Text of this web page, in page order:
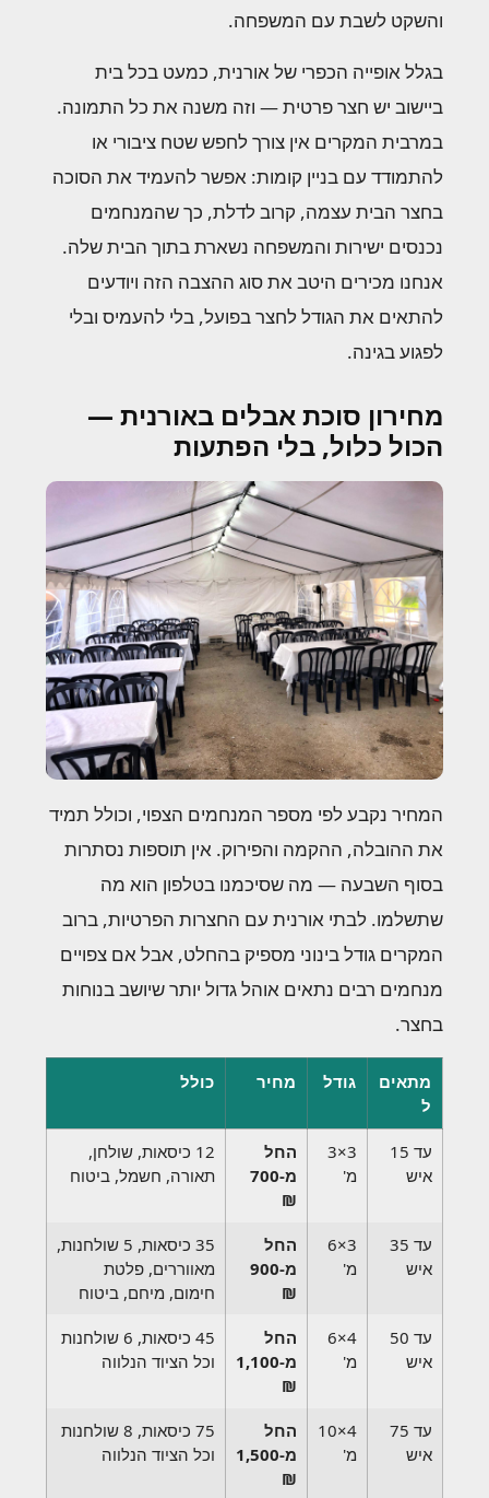
והשקט לשבת עם המשפחה.
בגלל אופייה הכפרי של אורנית, כמעט בכל בית
ביישוב יש חצר פרטית — וזה משנה את כל התמונה.
במרבית המקרים אין צורך לחפש שטח ציבורי או
להתמודד עם בניין קומות: אפשר להעמיד את הסוכה
בחצר הבית עצמה, קרוב לדלת, כך שהמנחמים
נכנסים ישירות והמשפחה נשארת בתוך הבית שלה.
אנחנו מכירים היטב את סוג ההצבה הזה ויודעים
להתאים את הגודל לחצר בפועל, בלי להעמיס ובלי
לפגוע בגינה.
מחירון סוכת אבלים באורנית —
הכול כלול, בלי הפתעות
המחיר נקבע לפי מספר המנחמים הצפוי, וכולל תמיד
את ההובלה, ההקמה והפירוק. אין תוספות נסתרות
בסוף השבעה — מה שסיכמנו בטלפון הוא מה
שתשלמו. לבתי אורנית עם החצרות הפרטיות, ברוב
המקרים גודל בינוני מספיק בהחלט, אבל אם צפויים
מנחמים רבים נתאים אוהל גדול יותר שיושב בנוחות
בחצר.
מתאים
ל
גודל מחיר כולל
עד 15
איש
3×3
מ'
החל
מ-700
₪
12 כיסאות, שולחן,
תאורה, חשמל, ביטוח
עד 35
איש
3×6
מ'
החל
מ-900
₪
35 כיסאות, 5 שולחנות,
מאווררים, פלטת
חימום, מיחם, ביטוח
עד 50
איש
4×6
מ'
החל
מ-1,100
₪
45 כיסאות, 6 שולחנות
וכל הציוד הנלווה
עד 75
איש
4×10
מ'
החל
מ-1,500
₪
75 כיסאות, 8 שולחנות
וכל הציוד הנלווה